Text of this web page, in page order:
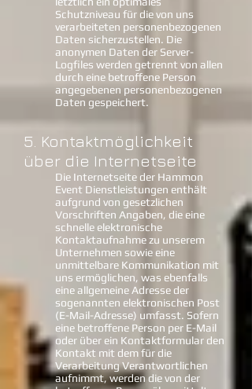
Schutzniveau für die von uns
verarbeiteten personenbezogenen
Daten sicherzustellen. Die
anonymen Daten der Server-
Logfiles werden getrennt von allen
durch eine betroffene Person
angegebenen personenbezogenen
Daten gespeichert.
5. Kontaktmöglichkeit
über die Internetseite
Die Internetseite der Hammon
Event Dienstleistungen enthält
aufgrund von gesetzlichen
Vorschriften Angaben, die eine
schnelle elektronische
Kontaktaufnahme zu unserem
Unternehmen sowie eine
unmittelbare Kommunikation mit
uns ermöglichen, was ebenfalls
eine allgemeine Adresse der
sogenannten elektronischen Post
(E-Mail-Adresse) umfasst. Sofern
eine betroffene Person per E-Mail
oder über ein Kontaktformular den
Kontakt mit dem für die
Verarbeitung Verantwortlichen
aufnimmt, werden die von der